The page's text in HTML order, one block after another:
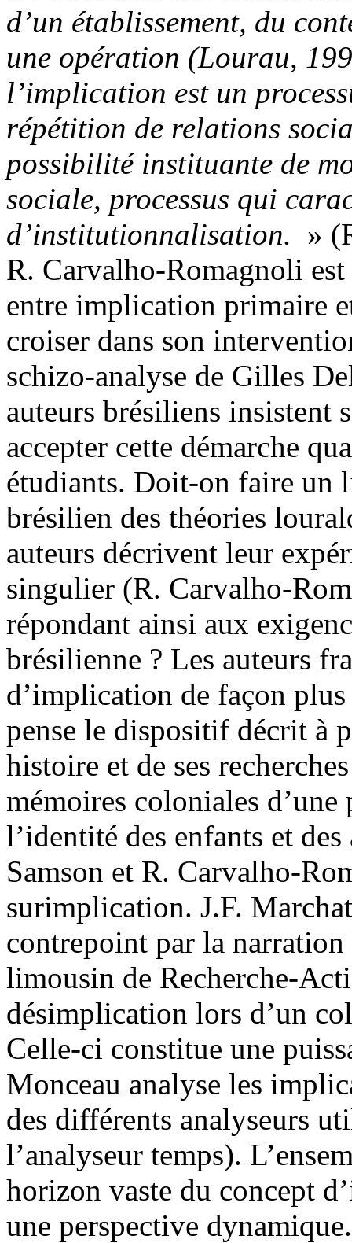
d’un établissement, du
une opération (Lourau,
l’implication est un
répétition de relations
possibilité instituante de
sociale, processus qui
d’institutionnalisation. »
R. Carvalho-Romagnoli
entre implication primaire
croiser dans son
schizo-analyse de Gilles
auteurs brésiliens insistent
accepter cette démarche
étudiants. Doit-on faire un
brésilien des théories
auteurs décrivent leur
singulier (R. Carvalho-
répondant ainsi aux
brésilienne ? Les auteurs
d’implication de façon
pense le dispositif décrit à
histoire et de ses
mémoires coloniales
l’identité des enfants et
Samson et R. Carvalho-
surimplication. J.F.
contrepoint par la
limousin de Recherche-
désimplication lors d’un
Celle-ci constitue une
Monceau analyse les
des différents analyseurs
l’analyseur temps).
horizon vaste du concept
une perspective dynamique.